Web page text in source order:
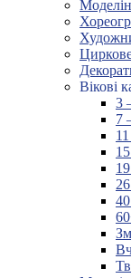
Вікові
3
7